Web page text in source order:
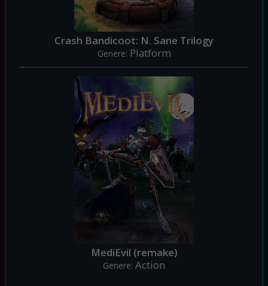
Crash Bandicoot: N. Sane Trilogy
Genere: Platform
MediEvil (remake)
Genere: Action